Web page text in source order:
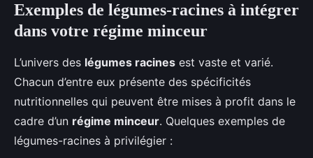
Exemples de légumes-racines à intégrer
dans votre régime minceur
L’univers des légumes racines est vaste et varié.
Chacun d’entre eux présente des spécificités
nutritionnelles qui peuvent être mises à profit dans le
cadre d’un régime minceur. Quelques exemples de
légumes-racines à privilégier :